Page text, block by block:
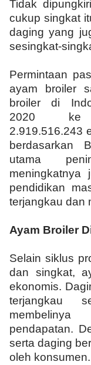
Tidak
cukup singkat
daging yang
sesingkat-
Permintaan
ayam broiler
broiler di
2020
2.919.516.243
berdasarkan
utama
meningkatnya
pendidikan
terjangkau dan
Ayam Broiler
Selain siklus
dan singkat,
ekonomis.
terjangkau
pendapatan.
serta daging
oleh konsumen.